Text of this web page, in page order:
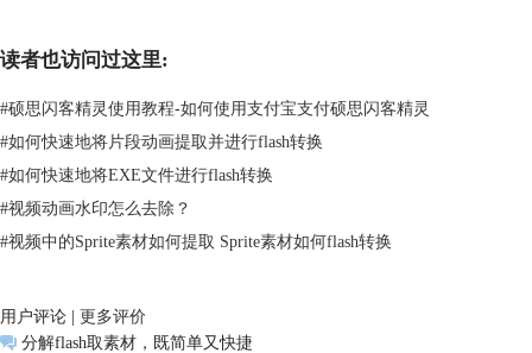
怎么样？英文版的游戏是不是很快就逆袭成了中文版的呢？喜欢的朋友快
读者也访问过这里:
#硕思闪客精灵使用教程-如何使用支付宝支付硕思闪客精灵
#如何快速地将片段动画提取并进行flash转换
#如何快速地将EXE文件进行flash转换
#视频动画水印怎么去除？
#视频中的Sprite素材如何提取 Sprite素材如何flash转换
用户评论 | 更多评价
分解flash取素材，既简单又快捷